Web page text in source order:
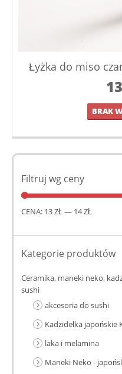
Łyżka do miso
BRAK
Filtruj wg ceny
CENA: 13 ZŁ — 14 ZŁ
Kategorie produktów
Ceramika, maneki neko,
sushi
akcesoria do sushi
Kadzidełka japońskie
laka i melamina
Maneki Neko -